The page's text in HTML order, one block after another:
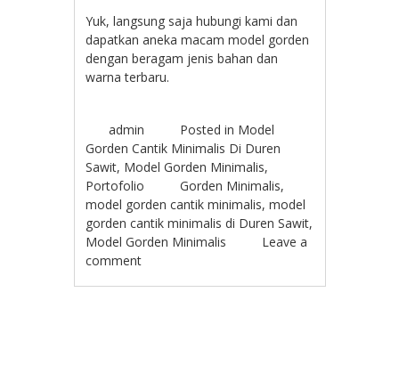
Yuk, langsung saja hubungi kami dan
dapatkan aneka macam model gorden
dengan beragam jenis bahan dan
warna terbaru.
admin Posted in Model
Gorden Cantik Minimalis Di Duren
Sawit, Model Gorden Minimalis,
Portofolio
Gorden Minimalis,
model gorden cantik minimalis,model
gorden cantik minimalis di Duren Sawit,
Model Gorden Minimalis
Leave a
comment